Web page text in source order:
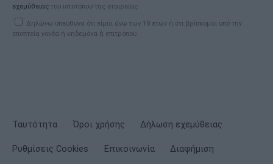
εχεμύθειας του ιστοτόπου της εταιρείας
Δηλώνω υπεύθυνα ότι είμαι άνω των 18 ετών ή ότι βρίσκομαι υπό την
εποπτεία γονέα ή κηδεμόνα ή επιτρόπου
Ταυτότητα Όροι χρήσης Δήλωση εχεμύθειας
Ρυθμίσεις Cookies Επικοινωνία Διαφήμιση